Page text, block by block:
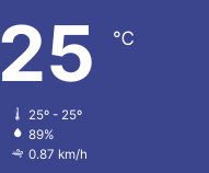
25 ℃
25º - 25º
89%
0.87 km/h